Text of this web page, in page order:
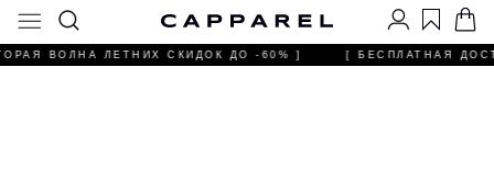
ВОЛНА ЛЕТНИХ СКИДОК ДО -60% ] [ БЕСПЛАТНАЯ